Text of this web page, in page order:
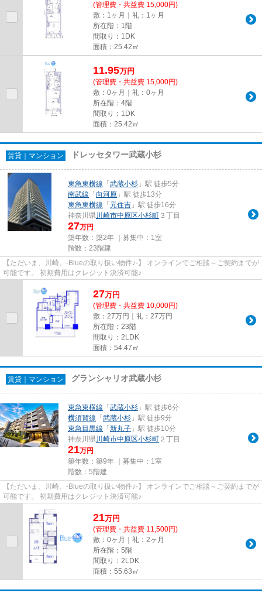
(管理費・共益費 15,000円)
敷：1ヶ月｜礼：1ヶ月
所在階：1階
間取り：1DK
面積：25.42㎡
11.95万円
(管理費・共益費 15,000円)
敷：0ヶ月｜礼：0ヶ月
所在階：4階
間取り：1DK
面積：25.42㎡
賃貸｜マンション ドレッセタワー武蔵小杉
東急東横線 「 武蔵小杉 」駅 徒歩5分
南武線 「 向河原 」駅 徒歩13分
東急東横線 「 元住吉 」駅 徒歩16分
神奈川県川崎市中原区小杉町 ３丁目
27万円
築年数：築2年 ｜募集中： 1室
階数：23階建
【ただいま、川崎。-Blueの取り扱い物件♪-】 オンラインでご相談～ご契約までが
可能です。 初期費用はクレジット決済可能♪
27万円
(管理費・共益費 10,000円)
敷：27万円｜礼：27万円
所在階：23階
間取り：2LDK
面積：54.47㎡
賃貸｜マンション グランシャリオ武蔵小杉
東急東横線 「 武蔵小杉 」駅 徒歩6分
横須賀線 「 武蔵小杉 」駅 徒歩9分
東急目黒線 「 新丸子 」駅 徒歩10分
神奈川県川崎市中原区小杉町 ２丁目
21万円
築年数：築9年 ｜募集中： 1室
階数：5階建
【ただいま、川崎。-Blueの取り扱い物件♪-】 オンラインでご相談～ご契約までが
可能です。 初期費用はクレジット決済可能♪
21万円
(管理費・共益費 11,500円)
敷：0ヶ月｜礼：2ヶ月
所在階：5階
間取り：2LDK
面積：55.63㎡